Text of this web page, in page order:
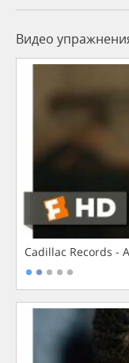
Видео
Cadillac Records -